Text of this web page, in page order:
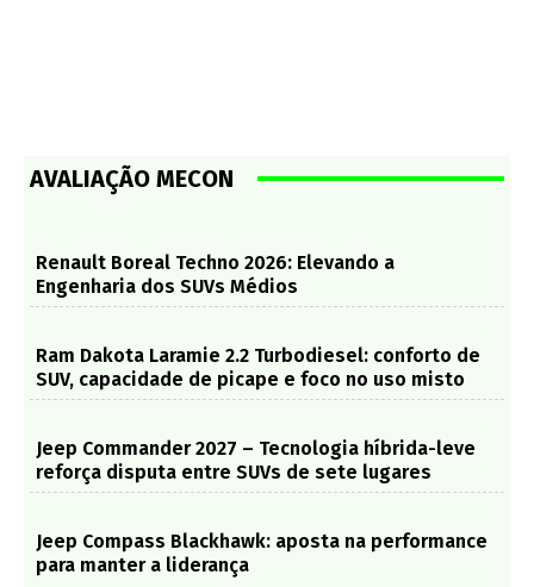
AVALIAÇÃO MECON
Renault Boreal Techno 2026: Elevando a
Engenharia dos SUVs Médios
Ram Dakota Laramie 2.2 Turbodiesel: conforto de
SUV, capacidade de picape e foco no uso misto
Jeep Commander 2027 – Tecnologia híbrida-leve
reforça disputa entre SUVs de sete lugares
Jeep Compass Blackhawk: aposta na performance
para manter a liderança